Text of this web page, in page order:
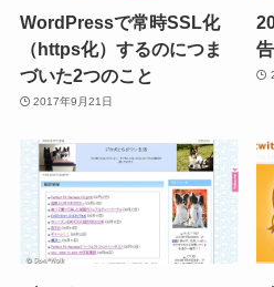
WordPressで常時SSL化
（https化）するのにつま
づいた2つのこと
2017年9月21日
告